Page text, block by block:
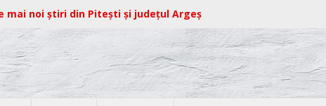
mai noi știri din Pitești și județul Argeș